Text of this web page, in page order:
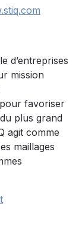
d’entreprises
mission
favoriser
plus grand
agit comme
maillages